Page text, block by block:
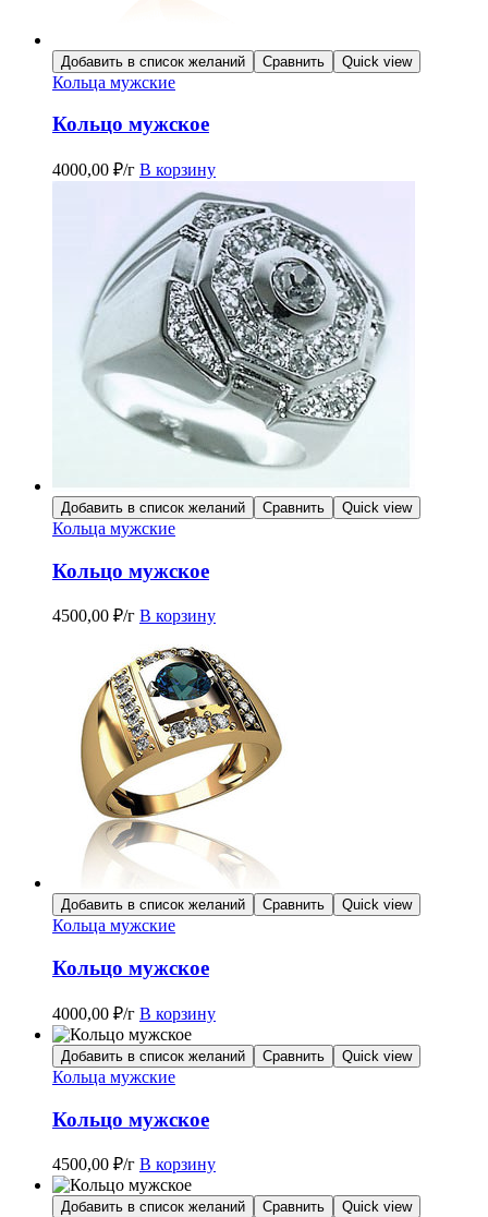
Добавить в список желаний Сравнить Quick view
Кольца мужские
Кольцо мужское
4000,00 ₽/г В корзину
Добавить в список желаний Сравнить Quick view
Кольца мужские
Кольцо мужское
4500,00 ₽/г В корзину
Добавить в список желаний Сравнить Quick view
Кольца мужские
Кольцо мужское
4000,00 ₽/г В корзину
Добавить в список желаний Сравнить Quick view
Кольца мужские
Кольцо мужское
4500,00 ₽/г В корзину
Добавить в список желаний Сравнить Quick view